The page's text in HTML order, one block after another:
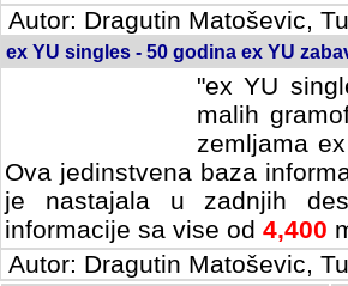
Autor: Dragutin Matoševic,
ex YU singles - 50 godina ex YU
"ex YU
malih
zemljama
Ova jedinstvena baza
je nastajala u zadnjih
informacije sa vise od 4,400
Autor: Dragutin Matoševic,